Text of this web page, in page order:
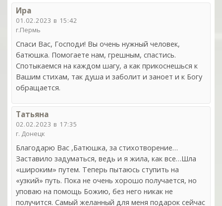
Ира
01.02.2023 в 15:42
г.Пермь
Спаси Вас, Господи! Вы очень нужный человек,
батюшка. Помогаете нам, грешным, спастись.
Спотыкаемся на каждом шагу, а как прикоснешься к
Вашим стихам, так душа и заболит и заноет и к Богу
обращается.
Татьяна
02.02.2023 в 17:35
г. Донецк
Благодарю Вас ,Батюшка, за стихотворение…
Заставило задуматься, ведь и я жила, как все…Шла
«широким» путем. Теперь пытаюсь ступить на
«узкий» путь. Пока не очень хорошо получается, но
уповаю на помощь Божию, без него никак не
получится. Самый желанный для меня подарок сейчас